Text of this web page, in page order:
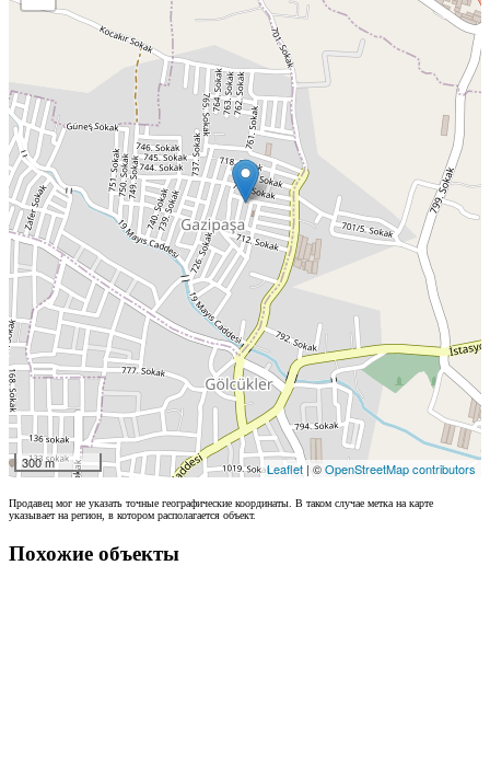
300 m Leaflet| ©OpenStreetMap contributors
Продавец мог не указать точные географические координаты. В таком случае метка на карте
указывает на регион, в котором располагается объект.
Похожие объекты